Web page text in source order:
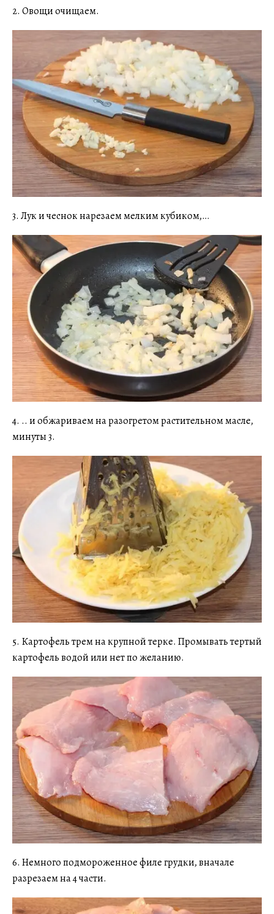
2. Овощи очищаем.
3. Лук и чеснок нарезаем мелким кубиком,…
4. .. и обжариваем на разогретом растительном масле,
минуты 3.
5. Картофель трем на крупной терке. Промывать тертый
картофель водой или нет по желанию.
6. Немного подмороженное филе грудки, вначале
разрезаем на 4 части.